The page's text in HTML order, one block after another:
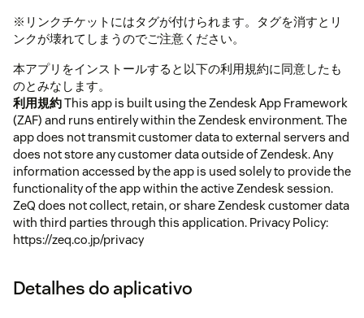
※リンクチケットにはタグが付けられます。タグを消すとリ
ンクが壊れてしまうのでご注意ください。
本アプリをインストールすると以下の利用規約に同意したも
のとみなします。
利用規約This app is built using the Zendesk App Framework
(ZAF) and runs entirely within the Zendesk environment. The
app does not transmit customer data to external servers and
does not store any customer data outside of Zendesk. Any
information accessed by the app is used solely to provide the
functionality of the app within the active Zendesk session.
ZeQ does not collect, retain, or share Zendesk customer data
with third parties through this application. Privacy Policy:
https://zeq.co.jp/privacy
Detalhes do aplicativo